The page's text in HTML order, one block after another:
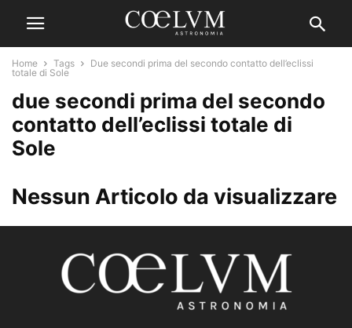
Home Tags
Due secondi prima del secondo contatto dell’eclissi
totale di Sole
due secondi prima del secondo
contatto dell’eclissi totale di
Sole
Nessun Articolo da visualizzare